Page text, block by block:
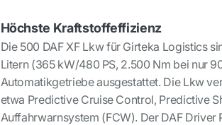
Höchste Kraftstoffeffizienz
Die 500 DAF XF Lkw für Girteka Logistics
Litern (365 kW/480 PS, 2.500 Nm bei nur
Automatikgetriebe ausgestattet. Die Lkw
etwa Predictive Cruise Control, Predictive
Auffahrwarnsystem (FCW). Der DAF